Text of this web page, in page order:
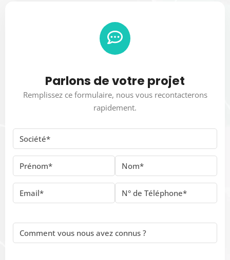
Parlons de votre projet
Remplissez ce formulaire, nous vous recontacterons
rapidement.